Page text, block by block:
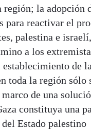
región; la adopción
para reactivar el
palestina e israelí,
a los
establecimiento de
toda la región sólo
de una
constituya una
Estado palestino